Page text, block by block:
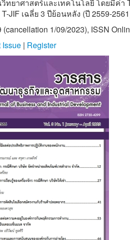
ทยาศาสตร์และเทคโนโลยี โดยมีค่า
JIF เฉลี่ย 3 ปีย้อนหลัง (ปี 2559-
(cancellation 1/09/2023), ISSN
Issue | Register